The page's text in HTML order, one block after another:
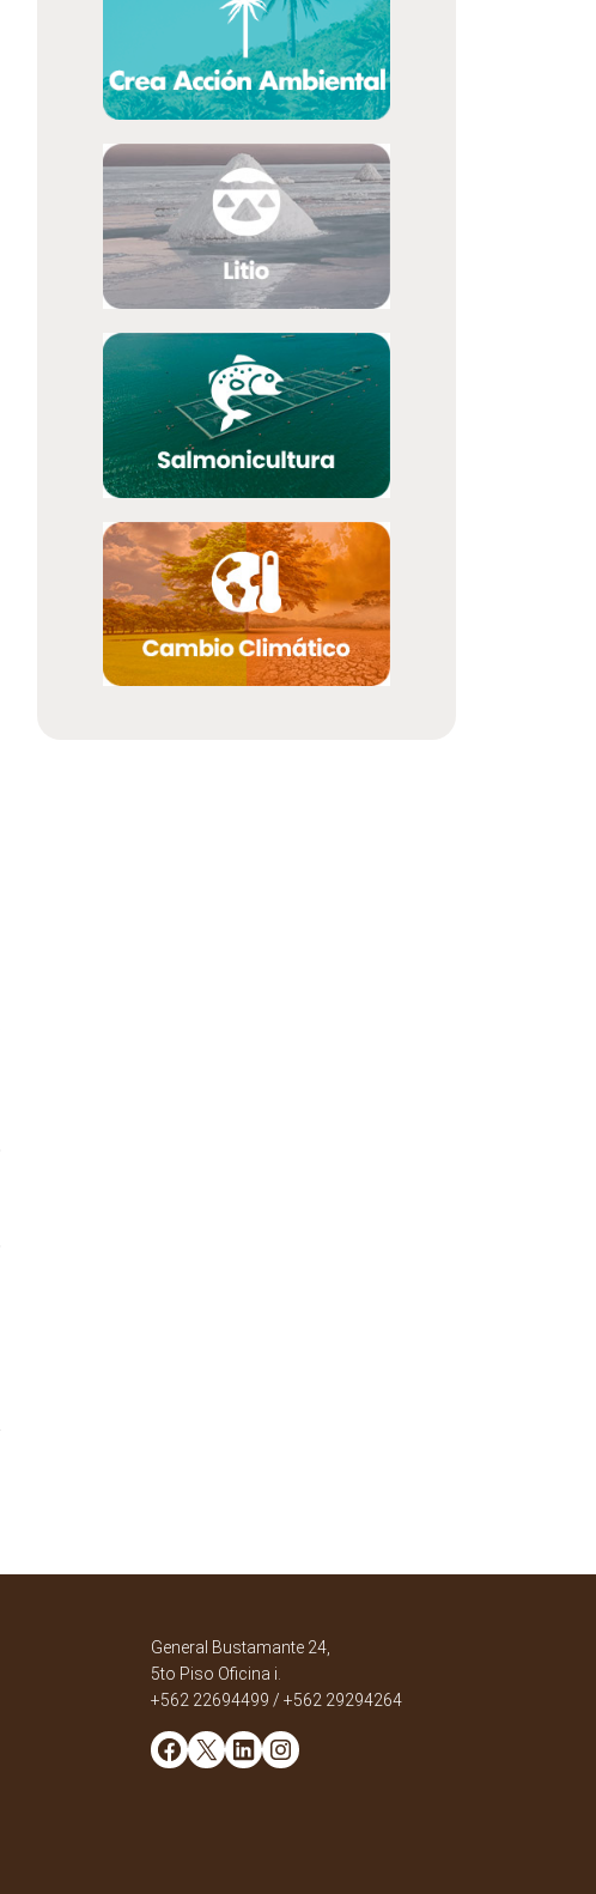
General Bustamante 24,
5to Piso Oficina i.
+562 22694499 / +562 29294264